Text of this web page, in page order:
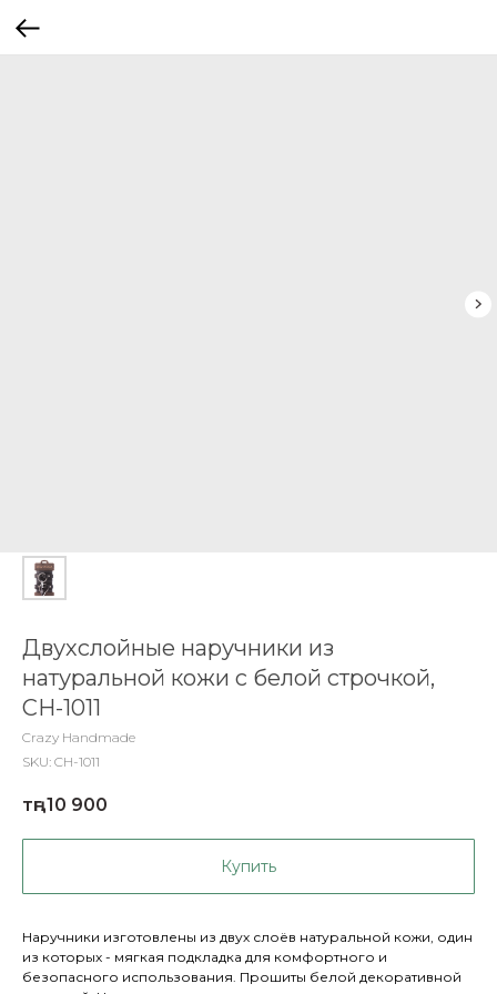
Двухслойные наручники из
натуральной кожи с белой строчкой,
CH-1011
Crazy Handmade
SKU: CH-1011
тңг.10 900
Купить
Наручники изготовлены из двух слоёв натуральной кожи, один
из которых - мягкая подкладка для комфортного и
безопасного использования. Прошиты белой декоративной